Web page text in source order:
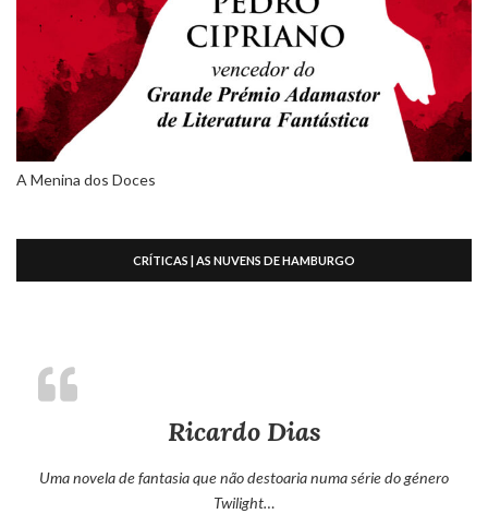
A Menina dos Doces
CRÍTICAS | AS NUVENS DE HAMBURGO
Ricardo Dias
Uma novela de fantasia que não destoaria numa série do género
Twilight…